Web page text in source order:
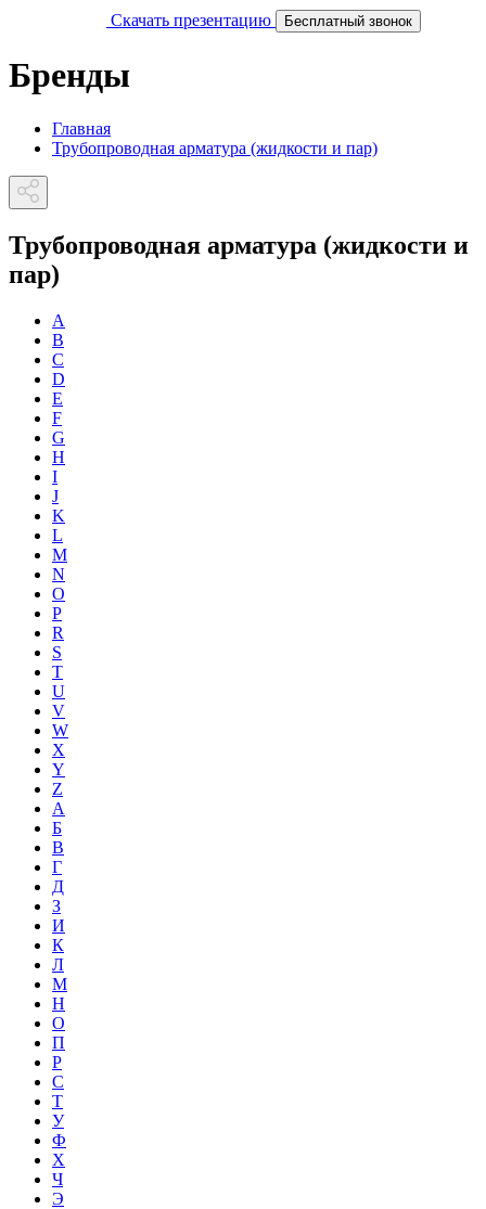
Скачать презентацию Бесплатный звонок
Бренды
Главная
Трубопроводная арматура (жидкости и пар)
Трубопроводная арматура (жидкости и
пар)
A
B
C
D
E
F
G
H
I
J
K
L
M
N
O
P
R
S
T
U
V
W
X
Y
Z
А
Б
В
Г
Д
З
И
К
Л
М
Н
О
П
Р
С
Т
У
Ф
Х
Ч
Э